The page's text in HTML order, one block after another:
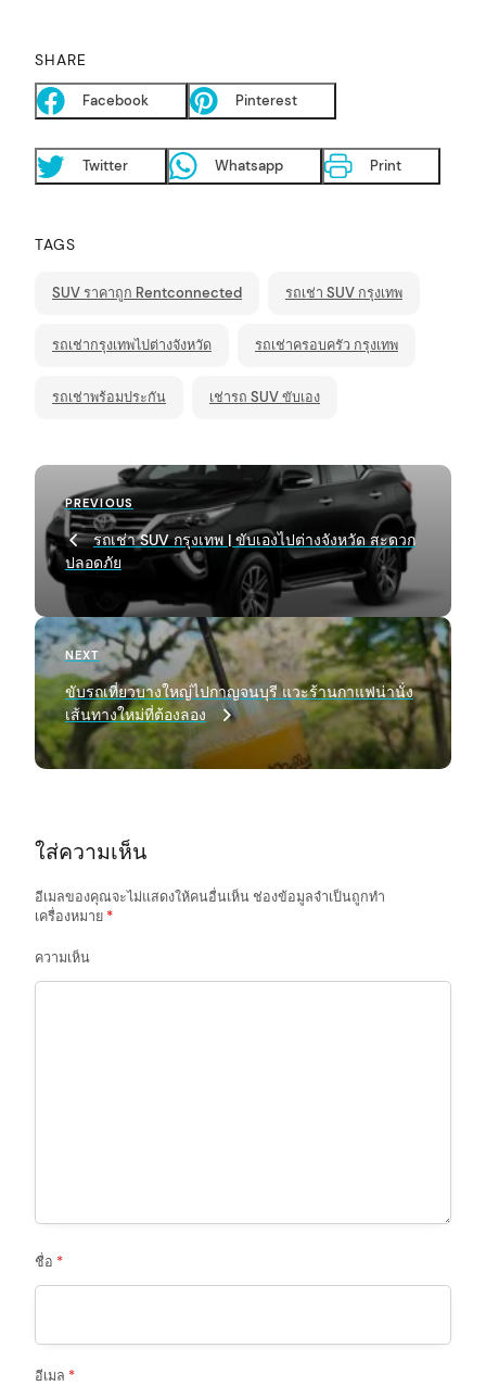
SHARE
Facebook Pinterest
Twitter Whatsapp Print
TAGS
SUV ราคาถูก Rentconnected รถเช่า SUV กรุงเทพ
รถเช่ากรุงเทพไปต่างจังหวัด รถเช่าครอบครัว กรุงเทพ
รถเช่าพร้อมประกัน เช่ารถ SUV ขับเอง
P
o
s
n
a
v
i
g
o
n
Previous
Post
PREVIOUS
รถเช่า SUV กรุงเทพ | ขับเองไปต่างจังหวัด สะดวก
ปลอดภัย
Next
Post
NEXT
ขับรถเที่ยวบางใหญ่ไปกาญจนบุรี แวะร้านกาแฟน่านั่ง
เส้นทางใหม่ที่ต้องลอง
ใส่ความเห็น
อีเมลของคุณจะไม่แสดงให้คนอื่นเห็นช่องข้อมูลจำเป็นถูกทำ
เครื่องหมาย *
ความเห็น
ชื่อ *
อีเมล *